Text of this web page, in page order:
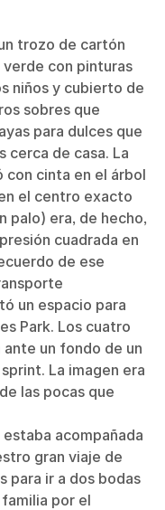
trozo de cartón
con pinturas
niños y cubierto de
sobres que
para dulces que
cerca de casa. La
con cinta en el árbol
el centro exacto
palo) era, de hecho,
cuadrada en
de ese
un espacio para
Park. Los cuatro
un fondo de un
La imagen era
las pocas que
acompañada
gran viaje de
para ir a dos bodas
por el